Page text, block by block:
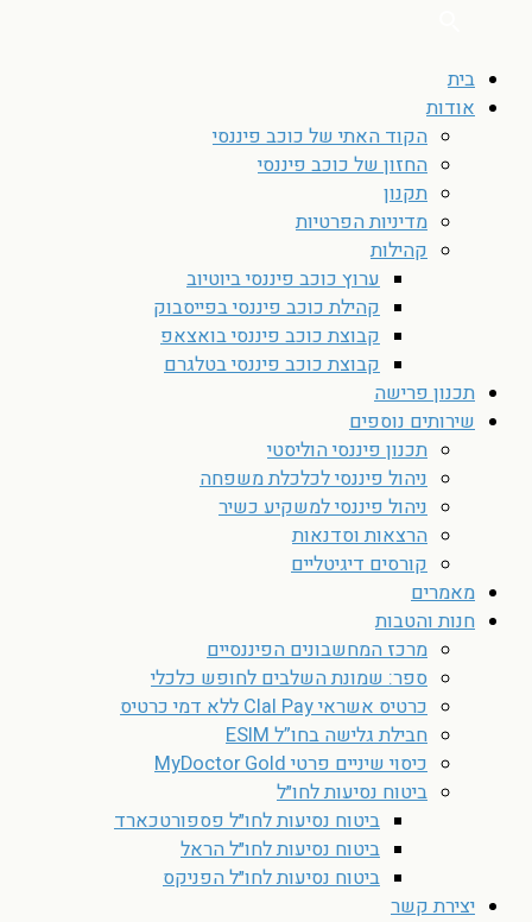
בית
אודות
הקוד האתי של כוכב פיננסי
החזון של כוכב פיננסי
תקנון
מדיניות הפרטיות
קהילות
ערוץ כוכב פיננסי ביוטיוב
קהילת כוכב פיננסי בפייסבוק
קבוצת כוכב פיננסי בואצאפ
קבוצת כוכב פיננסי בטלגרם
תכנון פרישה
שירותים נוספים
תכנון פיננסי הוליסטי
ניהול פיננסי לכלכלת משפחה
ניהול פיננסי למשקיע כשיר
הרצאות וסדנאות
קורסים דיגיטליים
מאמרים
חנות והטבות
מרכז המחשבונים הפיננסיים
ספר: שמונת השלבים לחופש כלכלי
כרטיס אשראי Clal Pay ללא דמי כרטיס
חבילת גלישה בחו”ל ESIM
כיסוי שיניים פרטי MyDoctor Gold
ביטוח נסיעות לחו״ל
ביטוח נסיעות לחו״ל פספורטכארד
ביטוח נסיעות לחו״ל הראל
ביטוח נסיעות לחו״ל הפניקס
יצירת קשר